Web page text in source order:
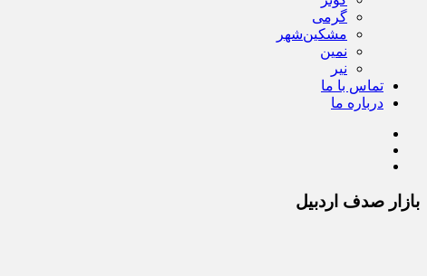
گرمی
مشکین‌شهر
نمین
نیر
تماس با ما
درباره ما
بازار صدف اردبیل